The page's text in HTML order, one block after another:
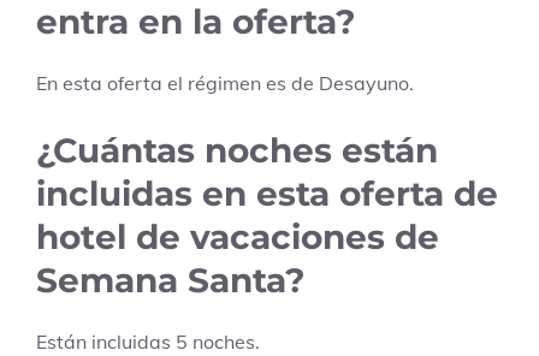
entra en la oferta?
En esta oferta el régimen es de Desayuno.
¿Cuántas noches están
incluidas en esta oferta de
hotel de vacaciones de
Semana Santa?
Están incluidas 5 noches.